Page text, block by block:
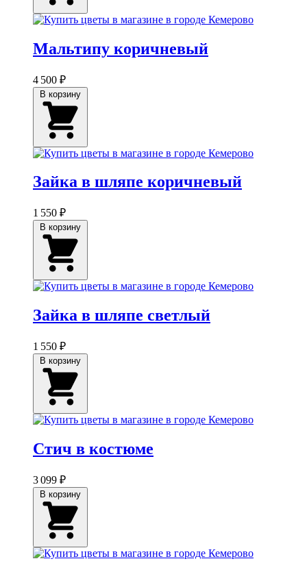
Мальтипу коричневый
4 500 ₽
Зайка в шляпе коричневый
1 550 ₽
Зайка в шляпе светлый
1 550 ₽
Стич в костюме
3 099 ₽